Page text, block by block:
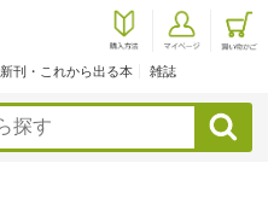
新刊・これから出る本 雑誌
検索